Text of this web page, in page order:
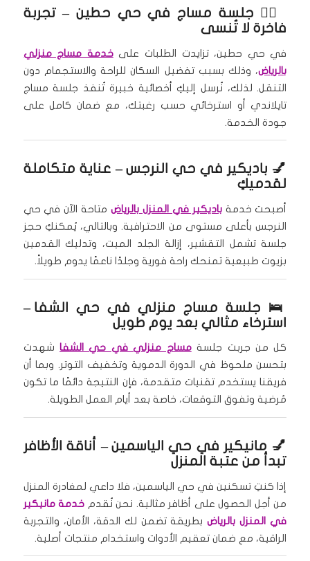
🧘‍♀️ جلسة مساج في حي حطين – تجربة
فاخرة لا تُنسى
في حي حطين، تزايدت الطلبات علىخدمة مساج منزلي
بالرياض، وذلك بسبب تفضيل السكان للراحة والاستجمام دون
التنقل. لذلك، نُرسل إليكِ أخصائية خبيرة تُنفذ جلسة مساج
تايلاندي أو استرخائي حسب رغبتك، مع ضمان كامل على
جودة الخدمة.
💅 باديكير في حي النرجس– عناية متكاملة
لقدميكِ
أصبحت خدمةباديكير في المنزل بالرياضمتاحة الآن في حي
النرجس بأعلى مستوى من الاحترافية. وبالتالي، يُمكنكِ حجز
جلسة تشمل التقشير، إزالة الجلد الميت، وتدليك القدمين
بزيوت طبيعية تمنحك راحة فورية وجلدًا ناعمًا يدوم طويلاً.
🛌 جلسة مساج منزلي في حي الشفا –
استرخاء مثالي بعد يوم طويل
كل من جربت جلسةمساج منزلي في حي الشفاشهدت
بتحسن ملحوظ في الدورة الدموية وتخفيف التوتر. وبما أن
فريقنا يستخدم تقنيات متقدمة، فإن النتيجة دائمًا ما تكون
مُرضية وتفوق التوقعات، خاصة بعد أيام العمل الطويلة.
💅 مانيكير في حي الياسمين– أناقة الأظافر
تبدأ من عتبة المنزل
إذا كنتِ تسكنين في حي الياسمين، فلا داعي لمغادرة المنزل
من أجل الحصول على أظافر مثالية. نحن نُقدم خدمة مانيكير
في المنزل بالرياضبطريقة تضمن لك الدقة، الأمان، والتجربة
الراقية، مع ضمان تعقيم الأدوات واستخدام منتجات أصلية.